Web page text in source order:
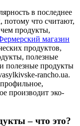
в последнее
что считают,
чем продукты,
магазин
продуктов,
полезные
полезные продукты
rancho.ua.
производит эко-
– что это?